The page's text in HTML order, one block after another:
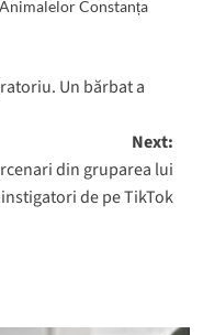
Constanța
Un bărbat a
Next:
din gruparea lui
de pe TikTok